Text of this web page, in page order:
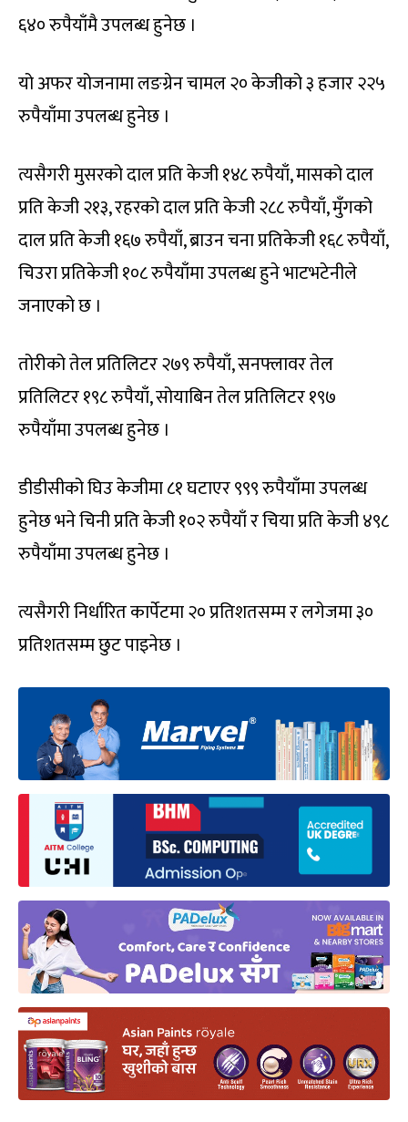
६४० रुपैयाँमै उपलब्ध हुनेछ ।
यो अफर योजनामा लङग्रेन चामल २० केजीको ३ हजार २२५
रुपैयाँमा उपलब्ध हुनेछ ।
त्यसैगरी मुसरको दाल प्रति केजी १४८ रुपैयाँ, मासको दाल
प्रति केजी २१३, रहरको दाल प्रति केजी २८८ रुपैयाँ, मुँगको
दाल प्रति केजी १६७ रुपैयाँ, ब्राउन चना प्रतिकेजी १६८ रुपैयाँ,
चिउरा प्रतिकेजी १०८ रुपैयाँमा उपलब्ध हुने भाटभटेनीले
जनाएको छ ।
तोरीको तेल प्रतिलिटर २७९ रुपैयाँ, सनफ्लावर तेल
प्रतिलिटर १९८ रुपैयाँ, सोयाबिन तेल प्रतिलिटर १९७
रुपैयाँमा उपलब्ध हुनेछ ।
डीडीसीको घिउ केजीमा ८१ घटाएर ९९९ रुपैयाँमा उपलब्ध
हुनेछ भने चिनी प्रति केजी १०२ रुपैयाँ र चिया प्रति केजी ४९८
रुपैयाँमा उपलब्ध हुनेछ ।
त्यसैगरी निर्धारित कार्पेटमा २० प्रतिशतसम्म र लगेजमा ३०
प्रतिशतसम्म छुट पाइनेछ ।